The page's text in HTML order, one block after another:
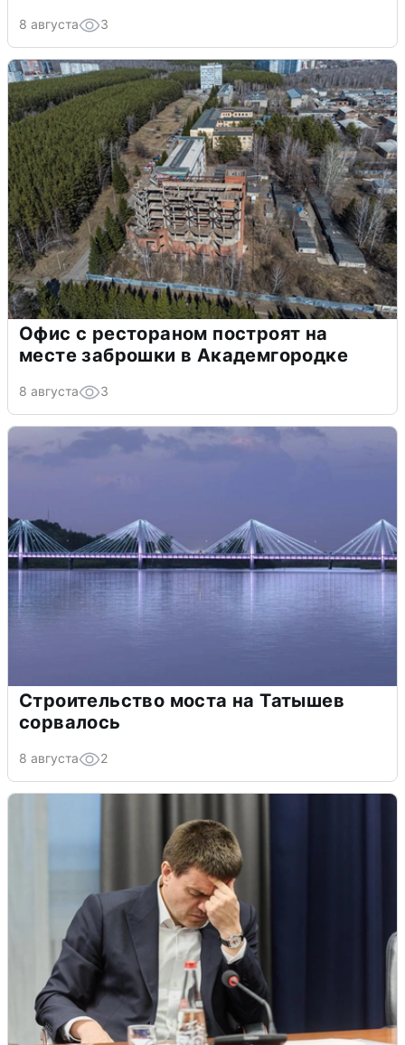
8 августа 3
Офис с рестораном построят на
месте заброшки в Академгородке
8 августа 3
Строительство моста на Татышев
сорвалось
8 августа 2